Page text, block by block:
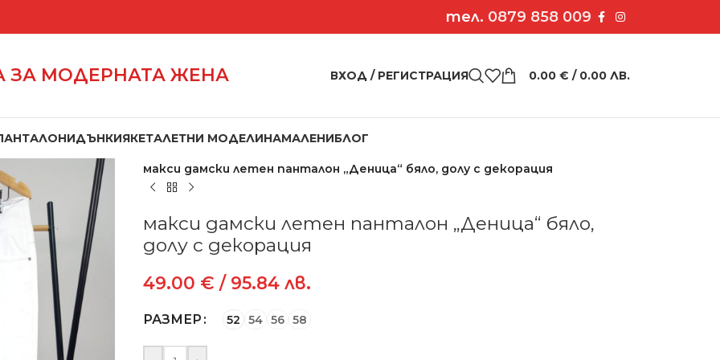
тел. 0879 858 009
ЗА МОДЕРНАТА ЖЕНА ВХОД / РЕГИСТРАЦИЯ 0.00 € / 0.00 ЛВ.
ДЪНКИЯКЕТАЛЕТНИ МОДЕЛИНАМАЛЕНИБЛОГ
макси дамски летен панталон „Деница“ бяло, долу с декорация
макси дамски летен панталон „Деница“ бяло,
долу с декорация
49.00 € / 95.84 лв.
РАЗМЕР 52 54 56 58